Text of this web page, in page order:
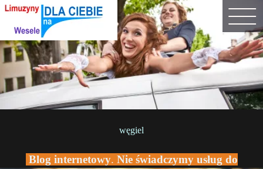
węgiel
Blog internetowy. Nie świadczymy usług do